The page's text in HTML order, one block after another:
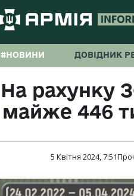
#НОВИНИ ДОВІДНИК
На рахунку
майже 446
5 Квітня 2024, 7:51